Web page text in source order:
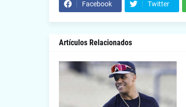
Facebook Twitter
Artículos Relacionados